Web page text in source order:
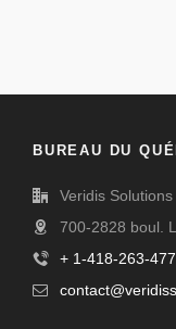
BUREAU DU
Veridis Solutions
700-2828 boul.
+ 1-418-263-